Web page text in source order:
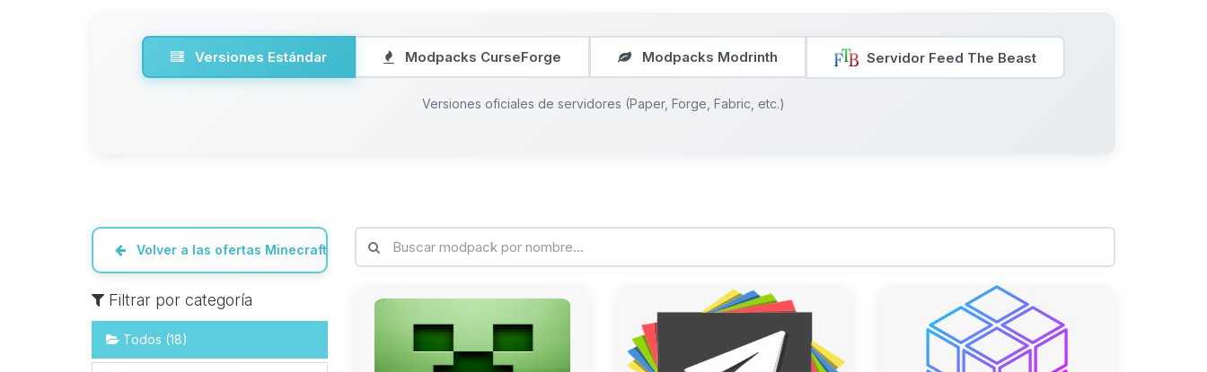
Versiones Estándar Modpacks CurseForge Modpacks Modrinth Servidor Feed The Beast
Versiones oficiales de servidores (Paper, Forge, Fabric, etc.)
Volver a las ofertas Minecraft
Filtrar por categoría
Todos (18)